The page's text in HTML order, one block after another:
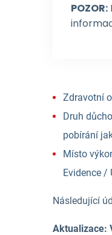
POZOR:
Zdravotní
Druh
pobírání
Místo
Evidence /
Následující
Aktualizace: